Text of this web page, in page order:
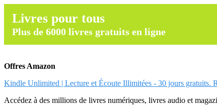
Livres pour tous
Plus de 6000 livres gratuits en ligne
Offres Amazon
Kindle Unlimited | Lecture et Écoute Illimitées - 30 jours gratuits.
Accédez à des millions de livres numériques, livres audio et